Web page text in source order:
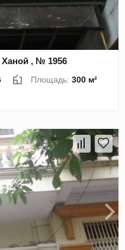
Ханой , № 1956
Площадь:300 м²